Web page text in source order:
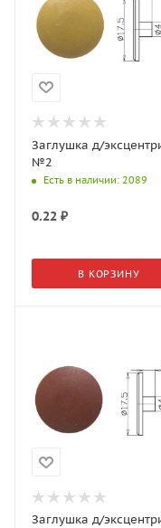
Заглушка д/
№2
Есть в наличии: 2089
0.22 ₽
В КОРЗИНУ
Заглушка д/